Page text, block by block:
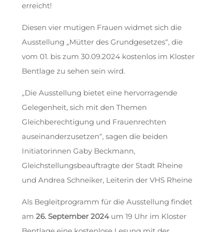
erreicht!
Diesen vier mutigen Frauen widmet sich die
Ausstellung „Mütter des Grundgesetzes“, die
vom 01. bis zum 30.09.2024 kostenlos im Kloster
Bentlage zu sehen sein wird.
„Die Ausstellung bietet eine hervorragende
Gelegenheit, sich mit den Themen
Gleichberechtigung und Frauenrechten
auseinanderzusetzen“, sagen die beiden
Initiatorinnen Gaby Beckmann,
Gleichstellungsbeauftragte der Stadt Rheine
und Andrea Schneiker, Leiterin der VHS Rheine
Als Begleitprogramm für die Ausstellung findet
am 26. September 2024um 19 Uhr im Kloster